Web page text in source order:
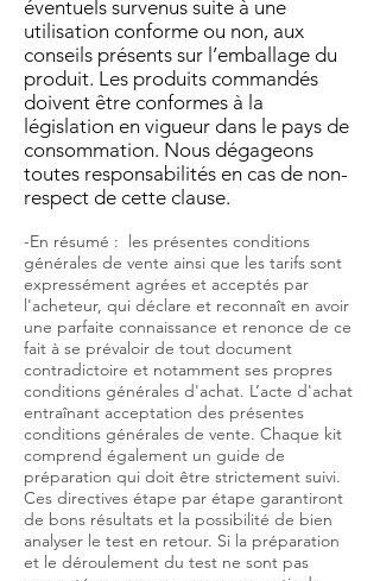
éventuels survenus suite à une
utilisation conforme ou non, aux
conseils présents sur l’emballage du
produit. Les produits commandés
doivent être conformes à la
législation en vigueur dans le pays de
consommation. Nous dégageons
toutes responsabilités en cas de non-
respect de cette clause.
-En résumé : les présentes conditions
générales de vente ainsi que les tarifs sont
expressément agrées et acceptés par
l'acheteur, qui déclare et reconnaît en avoir
une parfaite connaissance et renonce de ce
fait à se prévaloir de tout document
contradictoire et notamment ses propres
conditions générales d'achat. L’acte d'achat
entraînant acceptation des présentes
conditions générales de vente. Chaque kit
comprend également un guide de
préparation qui doit être strictement suivi.
Ces directives étape par étape garantiront
de bons résultats et la possibilité de bien
analyser le test en retour. Si la préparation
et le déroulement du test ne sont pas